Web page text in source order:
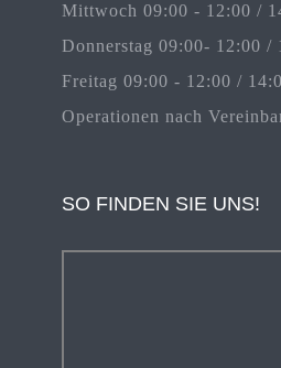
Mittwoch 09:00 - 12:00 /
Donnerstag 09:00- 12:00 /
Freitag 09:00 - 12:00 /
Operationen nach
SO FINDEN SIE UNS!